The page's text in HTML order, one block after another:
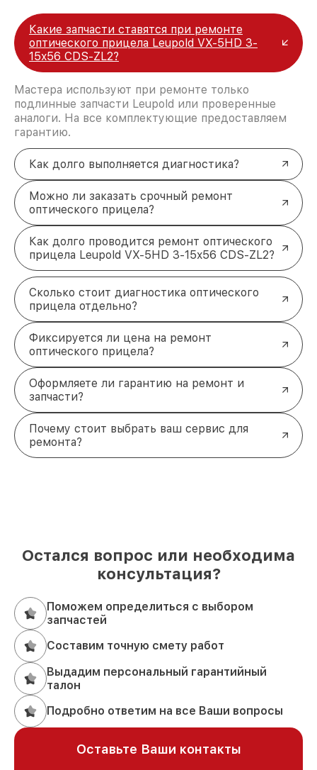
Какие запчасти ставятся при ремонте
оптического прицела Leupold VX-5HD 3-
15x56 CDS-ZL2?
Мастера используют при ремонте только
подлинные запчасти Leupold или проверенные
аналоги. На все комплектующие предоставляем
гарантию.
Как долго выполняется диагностика?
Можно ли заказать срочный ремонт
оптического прицела?
Как долго проводится ремонт оптического
прицела Leupold VX-5HD 3-15x56 CDS-ZL2?
Сколько стоит диагностика оптического
прицела отдельно?
Фиксируется ли цена на ремонт
оптического прицела?
Оформляете ли гарантию на ремонт и
запчасти?
Почему стоит выбрать ваш сервис для
ремонта?
Остался вопрос или необходима
консультация?
Поможем определиться с выбором
запчастей
Составим точную смету работ
Выдадим персональный гарантийный
талон
Подробно ответим на все Ваши вопросы
Оставьте Ваши контакты